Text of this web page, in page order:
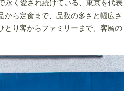
永く愛され続けている、東京を代表
から定食まで、品数の多さと幅広さ
とり客からファミリーまで、客層の